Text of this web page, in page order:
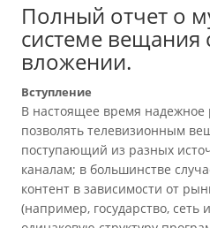
Полный отчет о
системе вещания
вложении.
Вступление
В настоящее время
позволять телевизионным
поступающий из разных
каналам; в большинстве
контент в зависимости от
(например, государство, сеть